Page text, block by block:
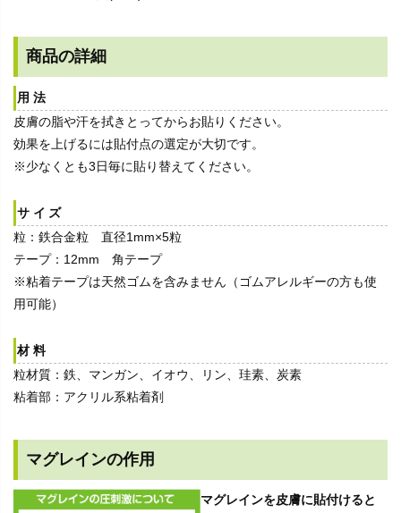
商品の詳細
用法
皮膚の脂や汗を拭きとってからお貼りください。
効果を上げるには貼付点の選定が大切です。
※少なくとも3日毎に貼り替えてください。
サイズ
粒：鉄合金粒 直径1mm×5粒
テープ：12mm 角テープ
※粘着テープは天然ゴムを含みません（ゴムアレルギーの方も使
用可能）
材料
粒材質：鉄、マンガン、イオウ、リン、珪素、炭素
粘着部：アクリル系粘着剤
マグレインの作用
マグレインを皮膚に貼付けると